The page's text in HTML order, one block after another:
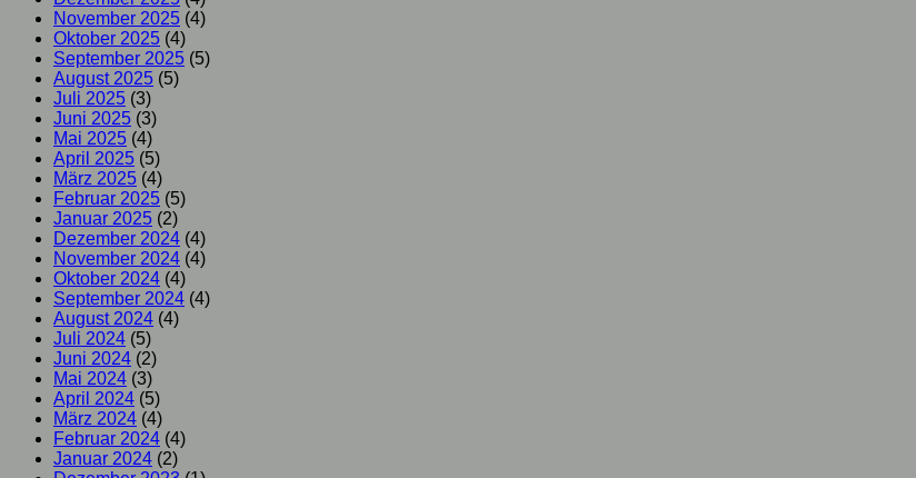
November 2025 (4)
Oktober 2025 (4)
September 2025 (5)
August 2025 (5)
Juli 2025 (3)
Juni 2025 (3)
Mai 2025 (4)
April 2025 (5)
März 2025 (4)
Februar 2025 (5)
Januar 2025 (2)
Dezember 2024 (4)
November 2024 (4)
Oktober 2024 (4)
September 2024 (4)
August 2024 (4)
Juli 2024 (5)
Juni 2024 (2)
Mai 2024 (3)
April 2024 (5)
März 2024 (4)
Februar 2024 (4)
Januar 2024 (2)